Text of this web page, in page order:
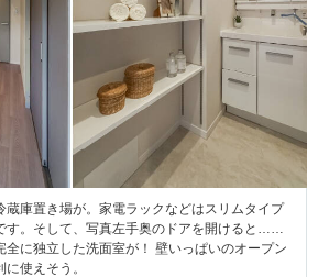
蔵庫置き場が。家電ラックなどはスリムタイプ
す。そして、写真左手奥のドアを開けると……
全に独立した洗面室が！ 壁いっぱいのオープン
使えそう。